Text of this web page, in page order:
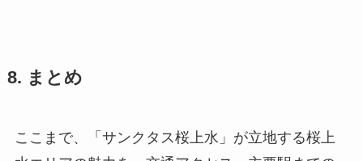
8. まとめ
ここまで、「サンクタス桜上水」が立地する桜上